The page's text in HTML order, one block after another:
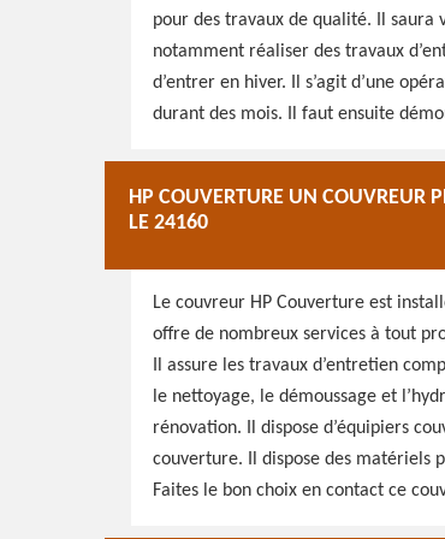
pour des travaux de qualité. Il saura
notamment réaliser des travaux
d’entrer en hiver. Il s’agit d’une
durant des mois. Il faut ensuite
HP COUVERTURE UN COUVREUR
LE 24160
Le couvreur HP Couverture est
offre de nombreux services à tout
Il assure les travaux d’entretien
le nettoyage, le démoussage et
rénovation. Il dispose d’équipiers
couverture. Il dispose des matériels
Faites le bon choix en contact ce